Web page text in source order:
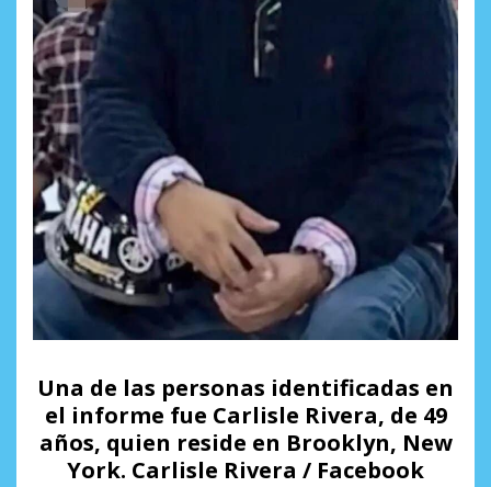
Una de las personas identificadas en
el informe fue Carlisle Rivera, de 49
años, quien reside en Brooklyn, New
York. Carlisle Rivera / Facebook